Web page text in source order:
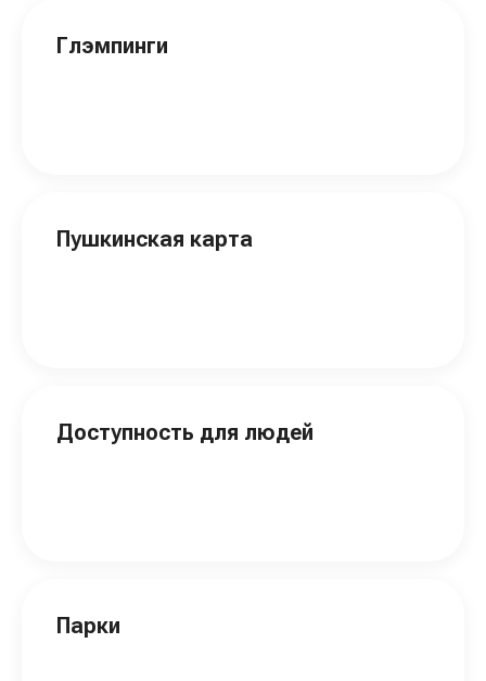
Глэмпинги
Пушкинская карта
Доступность для людей
Парки